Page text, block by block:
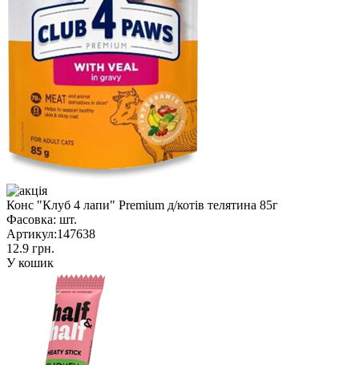
Конс "Клуб 4 лапи" Premium д/котів телятина 85г
Фасовка: шт.
Артикул:147638
12.9 грн.
У кошик